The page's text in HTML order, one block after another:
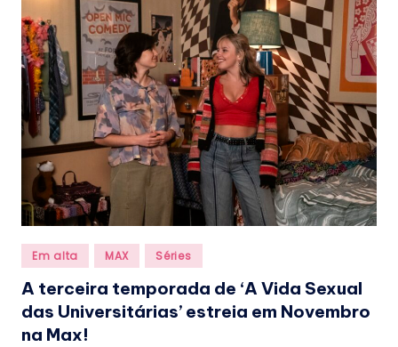
b
r
Posted
in
Em alta MAX Séries
A terceira temporada de ‘A Vida Sexual
das Universitárias’ estreia em Novembro
na Max!